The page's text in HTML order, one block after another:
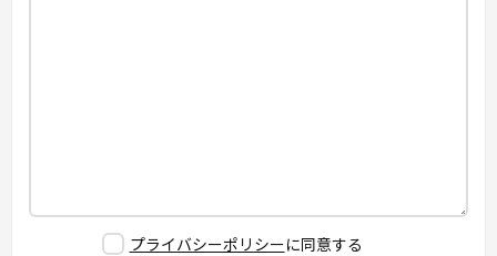
プライバシーポリシーに同意する